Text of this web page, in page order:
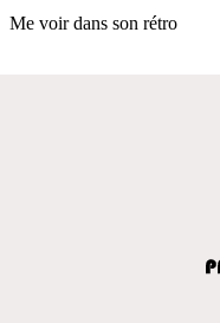
Me voir dans son rétro